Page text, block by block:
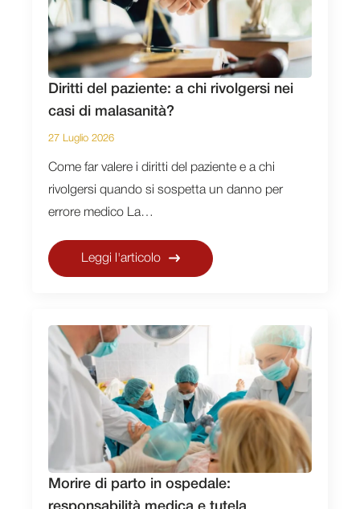
Diritti del paziente: a chi rivolgersi nei
casi di malasanità?
27 Luglio 2026
Come far valere i diritti del paziente e a chi
rivolgersi quando si sospetta un danno per
errore medico La…
Leggi l'articolo
Morire di parto in ospedale: